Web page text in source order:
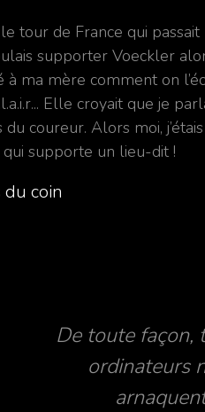
tour de France qui
supporter Voeckler
à ma mère comment on
Elle croyait que je
du coureur. Alors moi,
qui supporte un lieu-dit !
coin
De toute façon,
ordinateurs